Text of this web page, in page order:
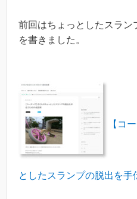
前回はちょっとしたスラ
を書きました。
【コ
としたスランプの脱出を手